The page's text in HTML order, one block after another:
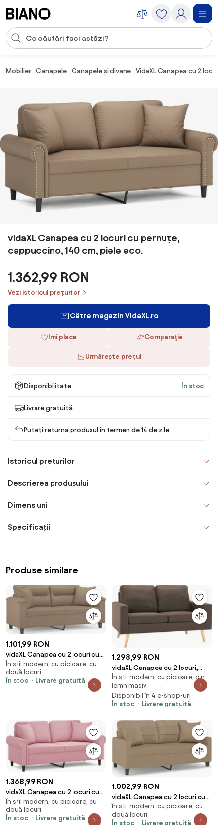
Introducerea căutării
Mobilier Canapele Canapele și divane VidaXL Canapea cu 2
vidaXL Canapea cu 2 locuri cu pernuțe,
cappuccino, 140 cm, piele eco.
1.362,99 RON
Vezi istoricul prețurilor
Către magazin VidaXL.ro
Îmi place Comparaţie
Urmărește prețul
Disponibilitate În stoc
Livrare gratuită
Puteți returna produsul în termen de 14 de zile.
Istoricul prețurilor
Descrierea produsului
Dimensiuni
Specificații
Produse similare
1.101,99 RON
vidaXL Canapea cu 2 locuri cu
pernuțe, cappuccino, 140 cm,
piele eco.
În stil modern, cu picioare, cu
două locuri
În stoc
Livrare gratuită
1.298,99 RON
vidaXL Canapea cu 2 locuri,
maro, material textil
În stil modern, cu picioare, din
lemn masiv
Disponibil în 4 e-shop-uri
În stoc
Livrare gratuită
1.368,99 RON
vidaXL Canapea cu 2 locuri cu
pernuțe, roz, 140 cm, catifea
În stil modern, cu picioare, cu
două locuri
În stoc
Livrare gratuită
1.002,99 RON
vidaXL Canapea cu 2 locuri cu
pernuțe, cappuccino, 140 cm,
piele eco.
În stil modern, cu picioare, cu
două locuri
În stoc
Livrare gratuită